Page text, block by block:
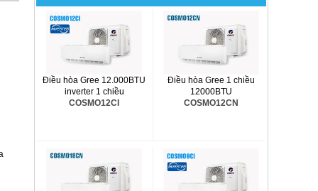
Điều hòa Gree 12.000BTU
inverter 1 chiều
COSMO12CI
Điều hòa Gree 1 chiều
12000BTU
COSMO12CN